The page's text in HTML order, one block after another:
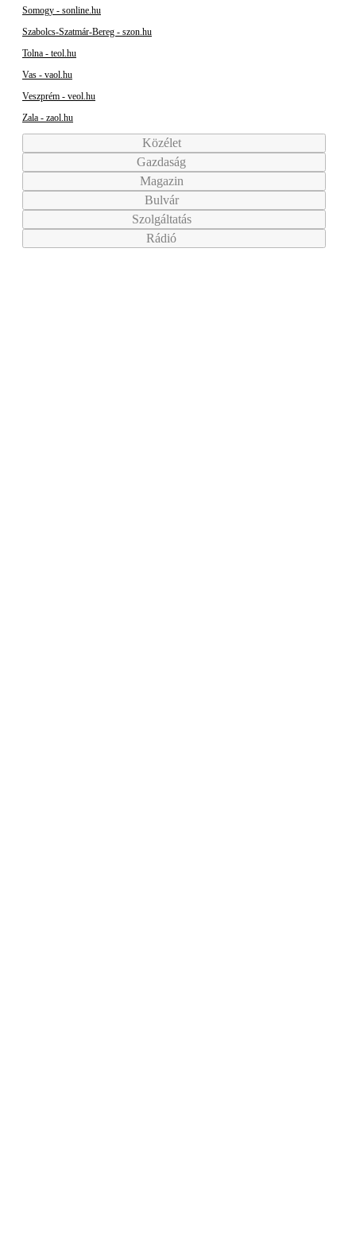
Somogy - sonline.hu
Szabolcs-Szatmár-Bereg - szon.hu
Tolna - teol.hu
Vas - vaol.hu
Veszprém - veol.hu
Zala - zaol.hu
Közélet
Gazdaság
Magazin
Bulvár
Szolgáltatás
Rádió